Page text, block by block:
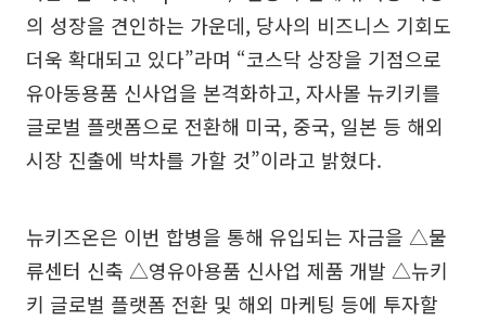
의 성장을 견인하는 가운데, 당사의 비즈니스 기회도
더욱 확대되고 있다”라며 “코스닥 상장을 기점으로
유아동용품 신사업을 본격화하고, 자사몰 뉴키키를
글로벌 플랫폼으로 전환해 미국, 중국, 일본 등 해외
시장 진출에 박차를 가할 것”이라고 밝혔다.
뉴키즈온은 이번 합병을 통해 유입되는 자금을 △물
류센터 신축 △영유아용품 신사업 제품 개발 △뉴키
키 글로벌 플랫폼 전환 및 해외 마케팅 등에 투자할